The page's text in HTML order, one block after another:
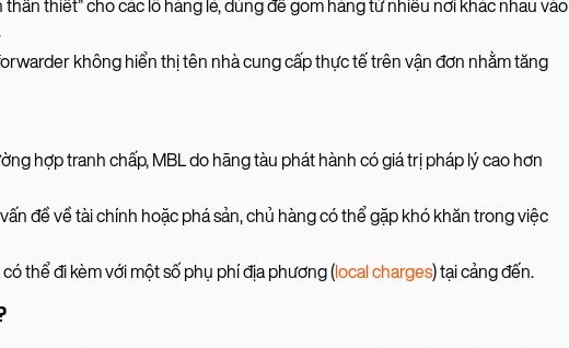
thân thiết” cho các lô hàng lẻ, dùng để gom hàng từ nhiều nơi khác nhau vào
không hiển thị tên nhà cung cấp thực tế trên vận đơn nhằm tăng
hợp tranh chấp, MBL do hãng tàu phát hành có giá trị pháp lý cao hơn
đề về tài chính hoặc phá sản, chủ hàng có thể gặp khó khăn trong việc
thể đi kèm với một số phụ phí địa phương (local charges) tại cảng đến.